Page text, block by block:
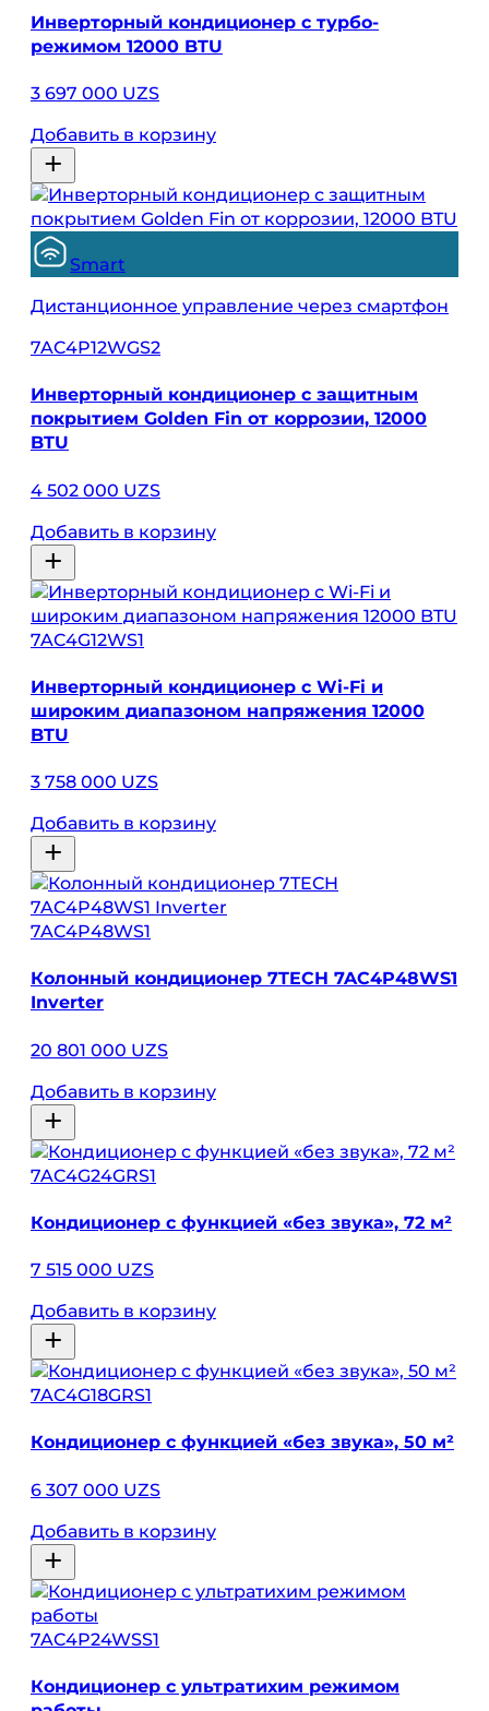
Инверторный кондиционер с турбо-
режимом 12000 BTU
3 697 000 UZS
Добавить в корзину
Smart
Дистанционное управление через смартфон
7AC4P12WGS2
Инверторный кондиционер с защитным
покрытием Golden Fin от коррозии, 12000
BTU
4 502 000 UZS
Добавить в корзину
7AC4G12WS1
Инверторный кондиционер с Wi-Fi и
широким диапазоном напряжения 12000
BTU
3 758 000 UZS
Добавить в корзину
7AC4P48WS1
Колонный кондиционер 7TECH 7AC4P48WS1
Inverter
20 801 000 UZS
Добавить в корзину
7AC4G24GRS1
Кондиционер с функцией «без звука», 72 м²
7 515 000 UZS
Добавить в корзину
7AC4G18GRS1
Кондиционер с функцией «без звука», 50 м²
6 307 000 UZS
Добавить в корзину
7AC4P24WSS1
Кондиционер с ультратихим режимом